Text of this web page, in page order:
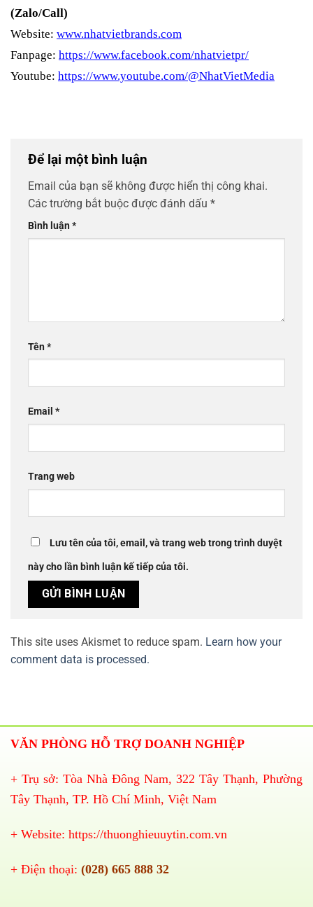
(Zalo/Call)
Website: www.nhatvietbrands.com
Fanpage: https://www.facebook.com/nhatvietpr/
Youtube: https://www.youtube.com/@NhatVietMedia
Để lại một bình luận
Email của bạn sẽ không được hiển thị công khai.
Các trường bắt buộc được đánh dấu *
Bình luận*
Tên*
Email *
Trang web
Lưu tên của tôi, email, và trang web trong trình duyệt
này cho lần bình luận kế tiếp của tôi.
This site uses Akismet to reduce spam. Learn how your
comment data is processed.
VĂN PHÒNG HỖ TRỢ DOANH NGHIỆP
+ Trụ sở: Tòa Nhà Đông Nam, 322 Tây Thạnh, Phường
Tây Thạnh, TP. Hồ Chí Minh, Việt Nam
+ Website: https://thuonghieuuytin.com.vn
+ Điện thoại: (028) 665 888 32